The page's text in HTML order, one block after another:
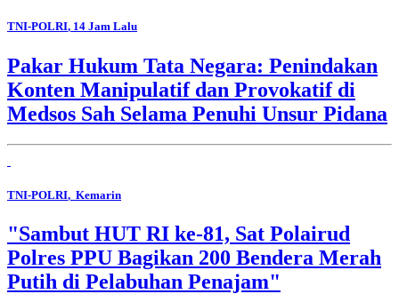
TNI-POLRI, 14 Jam Lalu
Pakar Hukum Tata Negara: Penindakan
Konten Manipulatif dan Provokatif di
Medsos Sah Selama Penuhi Unsur Pidana
TNI-POLRI, Kemarin
"Sambut HUT RI ke-81, Sat Polairud
Polres PPU Bagikan 200 Bendera Merah
Putih di Pelabuhan Penajam"